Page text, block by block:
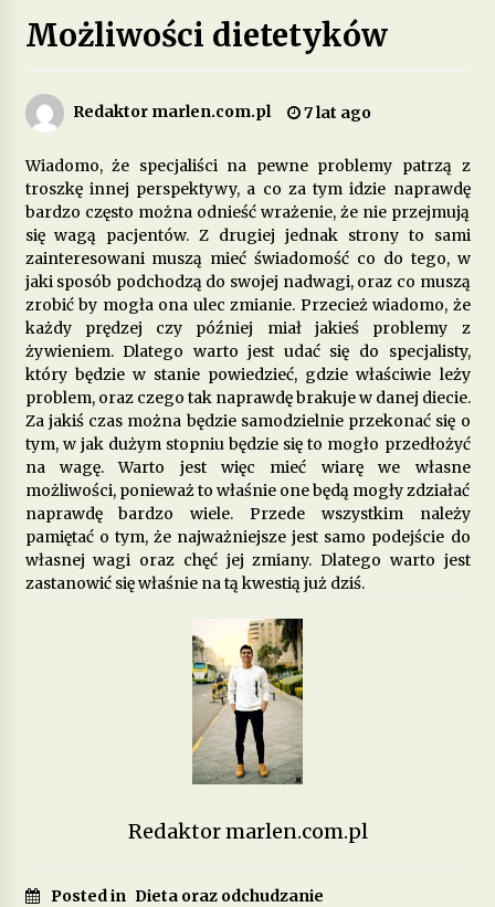
Jakie są zalety stosowania diety opartej na
produktach pełnoziarnistych?
jakie produkty pomagają w leczeniu?
2 miesiące ago
Jakie są korzyści z wprowadzenia do diety
fermentowanych produktów mlecznych?
3 miesiące ago
Dieta w leczeniu chorób serca – jakie produkty
są szczególnie polecane?
5 miesięcy ago
Jakie suplementy warto wprowadzić do diety na
poprawę jakości snu?
5 miesięcy ago
Jakie produkty wspomagają zdrowie
psychiczne i łagodzą objawy depresji?
6 miesięcy ago
Dieta przy zapaleniu pęcherza – co jeść, aby
złagodzić objawy?
8 miesięcy ago
Jakie pokarmy mogą poprawić metabolizm i
przyspieszyć spalanie tłuszczu?
9 miesięcy ago
Dieta w chorobach autoimmunologicznych –
10 miesięcy ago
Możliwości dietetyków
Redaktor marlen.com.pl 7 lat ago
Wiadomo, że specjaliści na pewne problemy patrzą z
troszkę innej perspektywy, a co za tym idzie naprawdę
bardzo często można odnieść wrażenie, że nie przejmują
się wagą pacjentów. Z drugiej jednak strony to sami
zainteresowani muszą mieć świadomość co do tego, w
jaki sposób podchodzą do swojej nadwagi, oraz co muszą
zrobić by mogła ona ulec zmianie. Przecież wiadomo, że
każdy prędzej czy później miał jakieś problemy z
żywieniem. Dlatego warto jest udać się do specjalisty,
który będzie w stanie powiedzieć, gdzie właściwie leży
problem, oraz czego tak naprawdę brakuje w danej diecie.
Za jakiś czas można będzie samodzielnie przekonać się o
tym, w jak dużym stopniu będzie się to mogło przedłożyć
na wagę. Warto jest więc mieć wiarę we własne
możliwości, ponieważ to właśnie one będą mogły zdziałać
naprawdę bardzo wiele. Przede wszystkim należy
pamiętać o tym, że najważniejsze jest samo podejście do
własnej wagi oraz chęć jej zmiany. Dlatego warto jest
zastanowić się właśnie na tą kwestią już dziś.
Redaktor marlen.com.pl
Posted in Dieta oraz odchudzanie